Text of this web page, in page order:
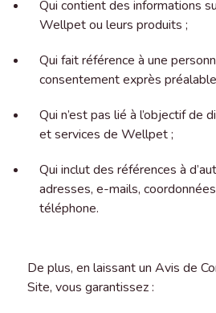
Qui contient des informations
Wellpet ou leurs produits ;
Qui fait référence à une
consentement exprès
Qui n’est pas lié à l’objectif de
et services de Wellpet ;
Qui inclut des références à
adresses, e-mails,
téléphone.
De plus, en laissant un Avis de
Site, vous garantissez :